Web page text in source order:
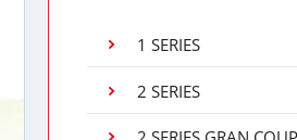
1 SERIES
2 SERIES